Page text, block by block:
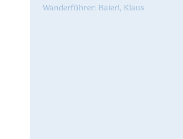
Wanderführer: Baierl, Klaus